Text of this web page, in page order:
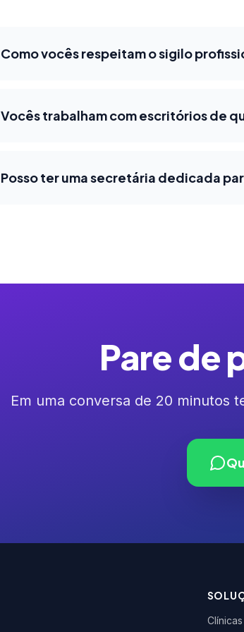
Como vocês respeitam o sigilo
Vocês trabalham com escritórios de
Posso ter uma secretária dedicada
Pare de
Em uma conversa de 20 minutos